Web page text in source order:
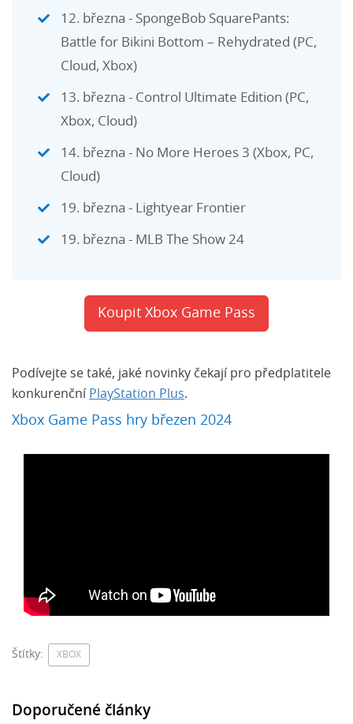
12. března - SpongeBob SquarePants:
Battle for Bikini Bottom – Rehydrated (PC,
Cloud, Xbox)
13. března - Control Ultimate Edition (PC,
Xbox, Cloud)
14. března - No More Heroes 3 (Xbox, PC,
Cloud)
19. března - Lightyear Frontier
19. března - MLB The Show 24
Koupit Xbox Game Pass
Podívejte se také, jaké novinky čekají pro předplatitele
konkurenční PlayStation Plus.
Xbox Game Pass hry březen 2024
Štítky: XBOX
Doporučené články